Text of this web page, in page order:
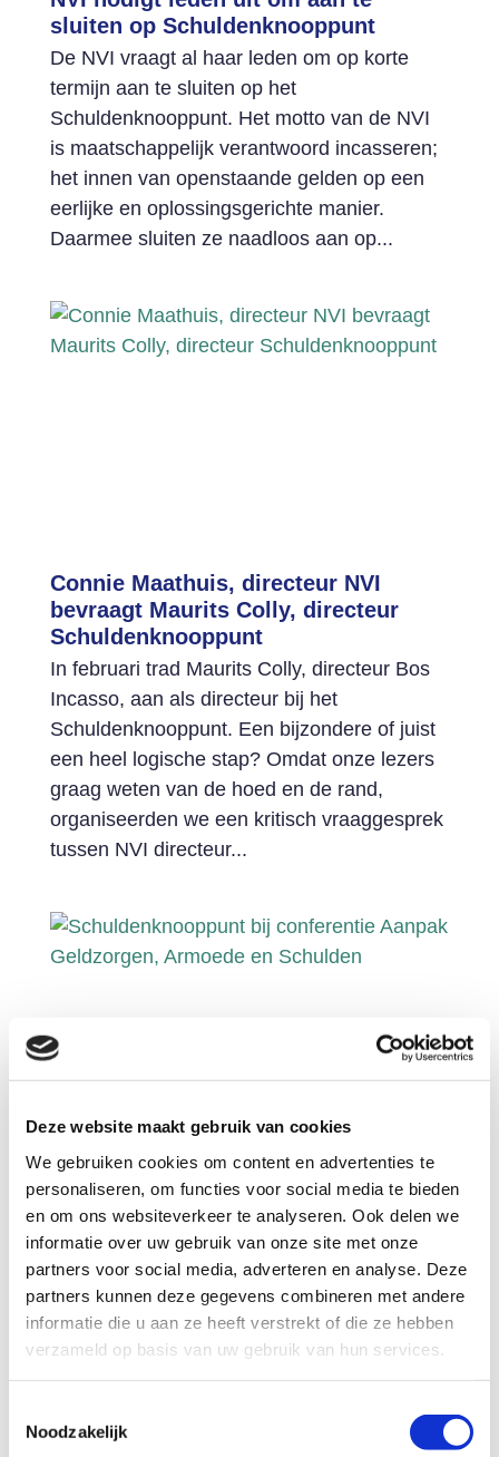
Deze website maakt gebruik van cookies
We gebruiken cookies om content en advertenties te
personaliseren, om functies voor social media te bieden
en om ons websiteverkeer te analyseren. Ook delen we
informatie over uw gebruik van onze site met onze
partners voor social media, adverteren en analyse. Deze
partners kunnen deze gegevens combineren met andere
informatie die u aan ze heeft verstrekt of die ze hebben
verzameld op basis van uw gebruik van hun services.
Noodzakelijk
sluiten op Schuldenknooppunt
De NVI vraagt al haar leden om op korte
termijn aan te sluiten op het
Schuldenknooppunt. Het motto van de NVI
is maatschappelijk verantwoord incasseren;
het innen van openstaande gelden op een
eerlijke en oplossingsgerichte manier.
Daarmee sluiten ze naadloos aan op...
Connie Maathuis, directeur NVI
bevraagt Maurits Colly, directeur
Schuldenknooppunt
In februari trad Maurits Colly, directeur Bos
Incasso, aan als directeur bij het
Schuldenknooppunt. Een bijzondere of juist
een heel logische stap? Omdat onze lezers
graag weten van de hoed en de rand,
organiseerden we een kritisch vraaggesprek
tussen NVI directeur...
Schuldenknooppunt bij conferentie
Aanpak Geldzorgen, Armoede en
Schulden
Vorig jaar presenteerde minister Carola
Schouten heldere doelstellingen tegen
armoede aan de Tweede Kamer. Het doel is
doel is het aantal mensen dat in armoede